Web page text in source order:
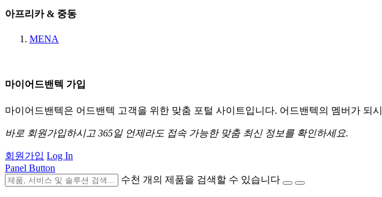
아프리카 & 중동
MENA
마이어드밴텍 가입
마이어드밴텍은 어드밴텍 고객을 위한 맞춤 포털 사이트입니다. 어드밴텍의 멤버가
바로 회원가입하시고 365일 언제라도 접속 가능한 맞춤 최신 정보를 확인하세요.
회원가입 Log In
Panel Button
수천 개의 제품을 검색할 수 있습니다